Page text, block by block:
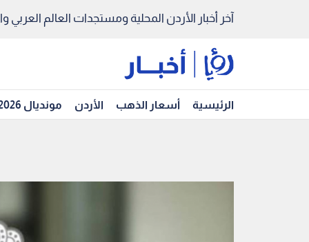
آخر أخبار الأردن المحلية ومستجدات العالم العربي
الرئيسية أسعار الذهب الأردن مونديال 2026